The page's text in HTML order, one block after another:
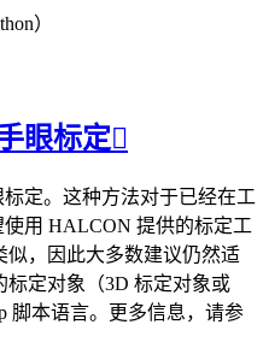
）
眼标定
定。这种方法对于已经在工
用 HALCON 提供的标定工
，因此大多数建议仍然适
定对象（3D 标定对象或
脚本语言。更多信息，请参